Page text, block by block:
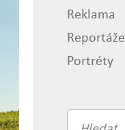
Reklama
Reportáže
Portréty
Vyhledávání